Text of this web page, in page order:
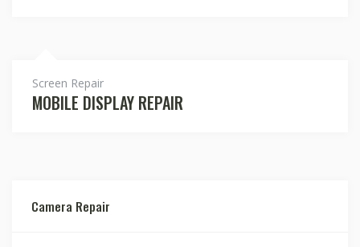
Screen Repair
MOBILE DISPLAY REPAIR
Camera Repair